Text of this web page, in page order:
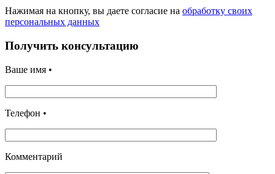
Нажимая на кнопку, вы даете согласие на обработку своих
персональных данных
Получить консультацию
Ваше имя •
Телефон •
Комментарий